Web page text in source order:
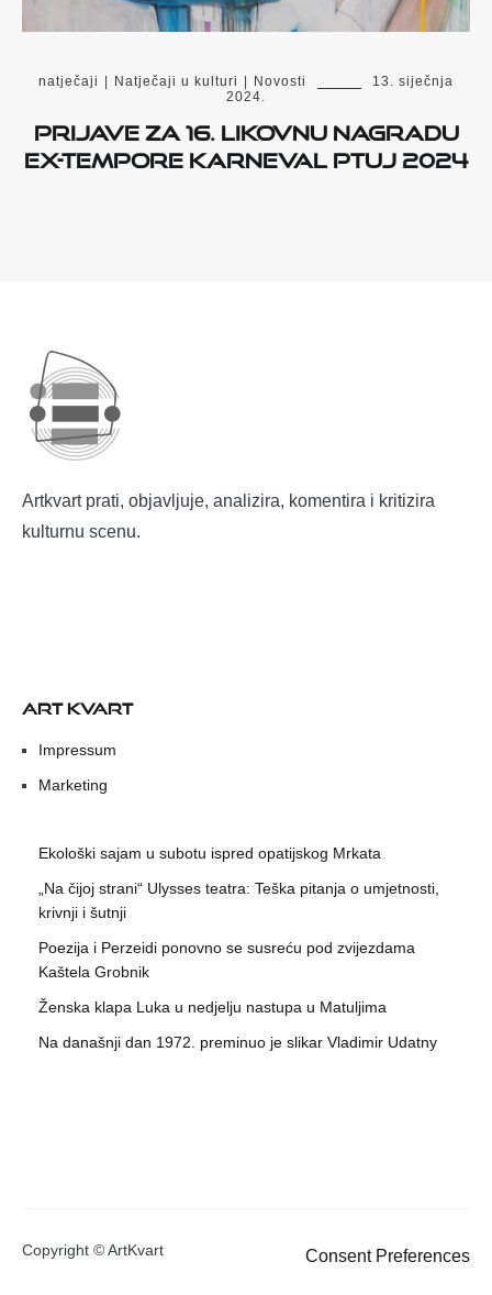
natječaji Natječaji u kulturi Novosti
13. siječnja
2024.
Prijave za 16. Likovnu nagradu
Ex-tempore Karneval Ptuj 2024
Artkvart prati, objavljuje, analizira, komentira i kritizira
kulturnu scenu.
ART KVART
Impressum
Marketing
Ekološki sajam u subotu ispred opatijskog Mrkata
„Na čijoj strani“ Ulysses teatra: Teška pitanja o umjetnosti,
krivnji i šutnji
Poezija i Perzeidi ponovno se susreću pod zvijezdama
Kaštela Grobnik
Ženska klapa Luka u nedjelju nastupa u Matuljima
Na današnji dan 1972. preminuo je slikar Vladimir Udatny
Copyright © ArtKvart Consent Preferences